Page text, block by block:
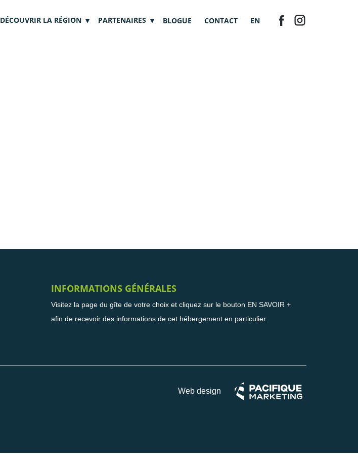
DÉCOUVRIR LA RÉGION PARTENAIRES BLOGUE CONTACT EN
INFORMATIONS GÉNÉRALES
Visitez la page du gîte de votre choix et cliquez sur le bouton EN SAVOIR +
afin de recevoir des informations de cet hébergement en particulier.
Web design